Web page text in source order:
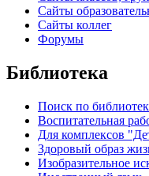
Сайты
Сайты коллег
Форумы
Библиотека
Поиск по
Воспитательная
Для комплексов
Здоровый образ
Изобразительное